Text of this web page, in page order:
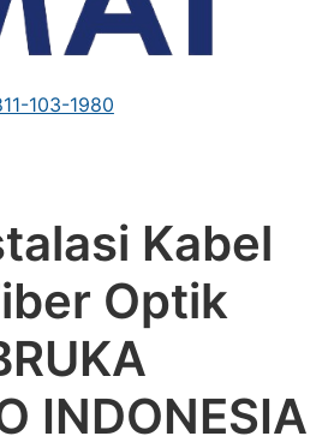
103-1980
Kabel
Optik
INDONESIA